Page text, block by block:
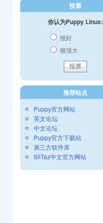
投票
你认为Puppy Linux:
很好
很强大
推荐站点
Puppy官方网站
英文论坛
中文论坛
Puppy官方下载站
第三方软件库
SliTaz中文官方网站